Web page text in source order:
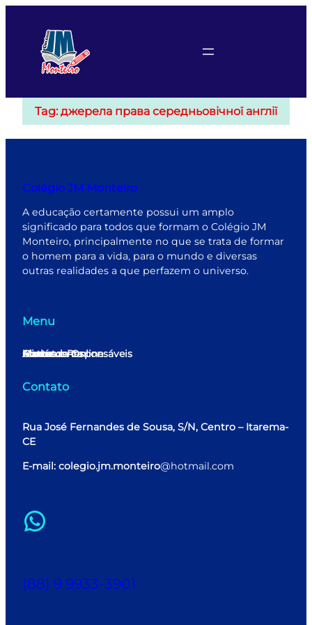
conteúdo
Tag:джерела права середньовічної англії
Colégio JM Monteiro
A educação certamente possui um amplo
significado para todos que formam o Colégio JM
Monteiro, principalmente no que se trata de formar
o homem para a vida, para o mundo e diversas
outras realidades a que perfazem o universo.
Menu
Home
Minha conta
Matrícula Online
Alunos e Responsáveis
Contato
Contato
Rua José Fernandes de Sousa, S/N, Centro – Itarema-
CE
E-mail: colegio.jm.monteiro@hotmail.com
WhatsApp
(88) 9 9933-3901